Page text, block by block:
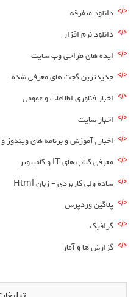
دانلود متفرقه
دانلود نرم افزار
ایده های طراحی وب سایت
جدیدترین گجت های معرفی شده
اخبار فناوری اطلاعات و عمومی
اخبار سایت
اخبار , آموزش و برنامه های ویندوز
معرفی کتاب های IT و کامپیوتر
ساده ولی کاربردی – زبان Html
پلاگین وردپرس
گرافیک
گزارش ها و آمار